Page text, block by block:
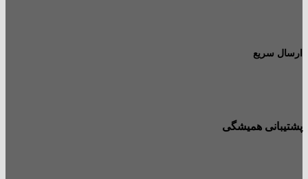
ارسال سریع
پشتیبانی همیشگی